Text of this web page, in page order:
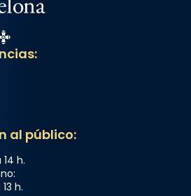
Estel Cristiana
al público:
h.
h.